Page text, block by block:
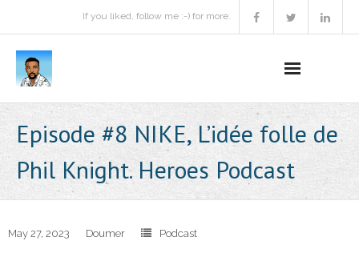
If you liked, follow me :-) for more.
Podcast
Activities
Projects
Episode #8 NIKE, L’idée folle de
Phil Knight. Heroes Podcast
May 27, 2023 Doumer Podcast